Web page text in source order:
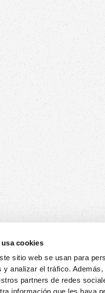
cookies
sitio web se usan para
y analizar el tráfico.
partners de redes
bent van de nieuwste